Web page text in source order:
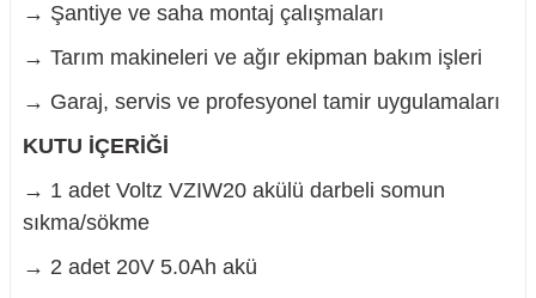
→ Şantiye ve saha montaj çalışmaları
→ Tarım makineleri ve ağır ekipman bakım işleri
→ Garaj, servis ve profesyonel tamir uygulamaları
KUTU İÇERİĞİ
→ 1 adet Voltz VZIW20 akülü darbeli somun
sıkma/sökme
→ 2 adet 20V 5.0Ah akü